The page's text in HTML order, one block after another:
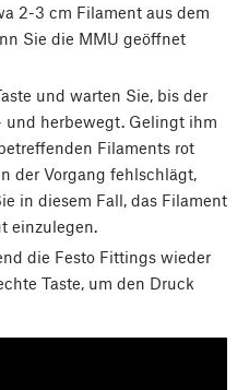
2-3 cm Filament aus dem
Sie die MMU geöffnet
und warten Sie, bis der
und herbewegt. Gelingt ihm
Filaments rot
der Vorgang fehlschlägt,
in diesem Fall, das Filament
einzulegen.
die Festo Fittings wieder
Taste, um den Druck